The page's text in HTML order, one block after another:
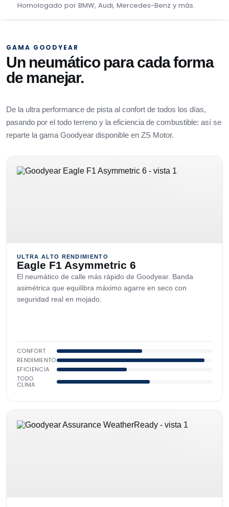
Homologado por BMW, Audi, Mercedes-Benz y más.
GAMA GOODYEAR
Un neumático para cada forma
de manejar.
De la ultra performance de pista al confort de todos los días,
pasando por el todo terreno y la eficiencia de combustible: así se
reparte la gama Goodyear disponible en ZS Motor.
ULTRA ALTO RENDIMIENTO
Eagle F1 Asymmetric 6
El neumático de calle más rápido de Goodyear. Banda
asimétrica que equilibra máximo agarre en seco con
seguridad real en mojado.
CONFORT
RENDIMIENTO
EFICIENCIA
TODO
CLIMA